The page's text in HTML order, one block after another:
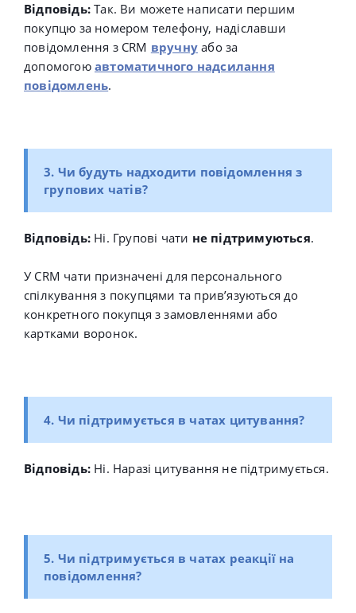
Відповідь: Так. Ви можете написати першим
покупцю за номером телефону, надіславши
повідомлення з CRM вручну або за
допомогою автоматичного надсилання
повідомлень.
3. Чи будуть надходити повідомлення з
групових чатів?
Відповідь: Ні. Групові чати не підтримуються.
У CRM чати призначені для персонального
спілкування з покупцями та прив’язуються до
конкретного покупця з замовленнями або
картками воронок.
4. Чи підтримується в чатах цитування?
Відповідь: Ні. Наразі цитування не підтримується.
5. Чи підтримується в чатах реакції на
повідомлення?